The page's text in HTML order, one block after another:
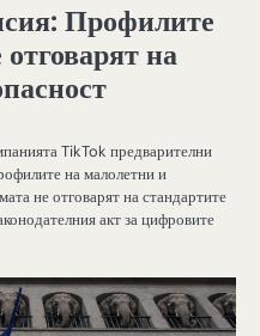
Профилите
на
TikTok предварителни
на малолетни и
не отговарят на стандартите
акт за цифровите